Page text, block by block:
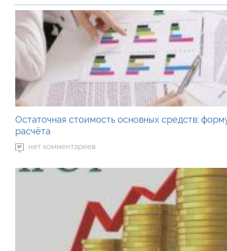
Остаточная стоимость основных средств:
расчёта
нет комментариев